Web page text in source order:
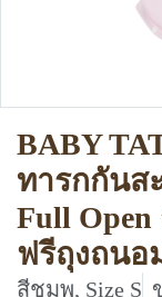
BABY
ทารกกันส
Full
ฟรีถุงถนอ
สีชมพู, Size S